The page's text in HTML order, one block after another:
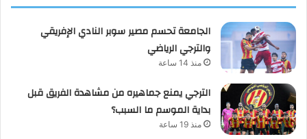
الجامعة تحسم مصير سوبر النادي الإفريقي
والترجي الرياضي
منذ 14 ساعة
الترجي يمنع جماهيره من مشاهدة الفريق قبل
بداية الموسم ما السبب؟
منذ 19 ساعة